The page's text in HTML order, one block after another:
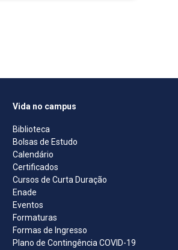
Vida no campus
Biblioteca
Bolsas de Estudo
Calendário
Certificados
Cursos de Curta Duração
Enade
Eventos
Formaturas
Formas de Ingresso
Plano de Contingência COVID-19